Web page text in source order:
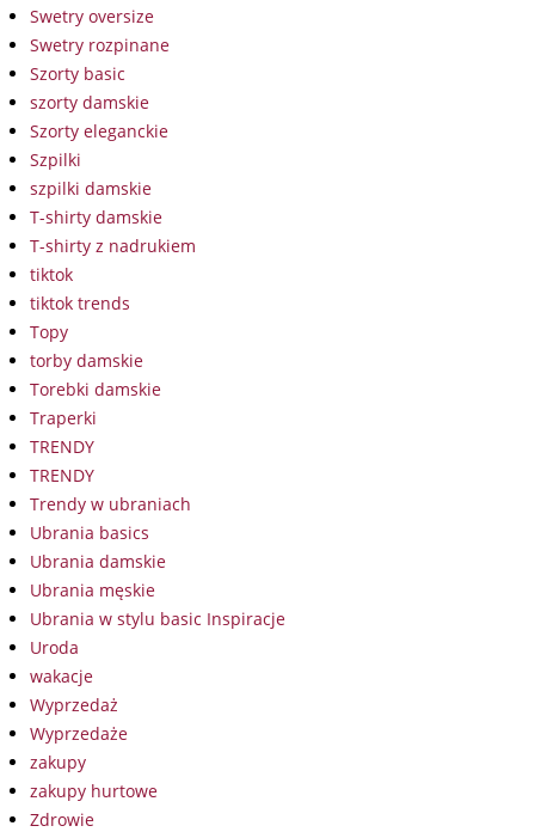
Swetry oversize
Swetry rozpinane
Szorty basic
szorty damskie
Szorty eleganckie
Szpilki
szpilki damskie
T-shirty damskie
T-shirty z nadrukiem
tiktok
tiktok trends
Topy
torby damskie
Torebki damskie
Traperki
TRENDY
TRENDY
Trendy w ubraniach
Ubrania basics
Ubrania damskie
Ubrania męskie
Ubrania w stylu basic Inspiracje
Uroda
wakacje
Wyprzedaż
Wyprzedaże
zakupy
zakupy hurtowe
Zdrowie